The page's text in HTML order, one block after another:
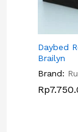
Daybed
Brailyn
Brand:
Rp
Rp